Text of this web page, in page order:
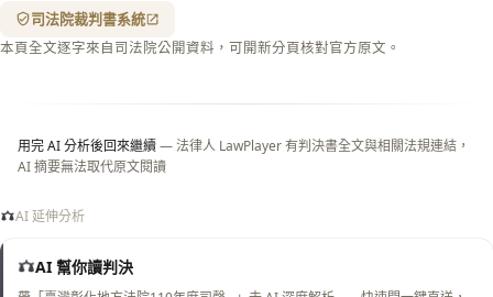
司法院裁判書系統
本頁全文逐字來自司法院公開資料，可開新分頁核對官方原文。
用完 AI 分析後回來繼續— 法律人 LawPlayer 有判決書全文與相關法規連結，
AI 摘要無法取代原文閱讀
AI 延伸分析
AI 幫你讀判決